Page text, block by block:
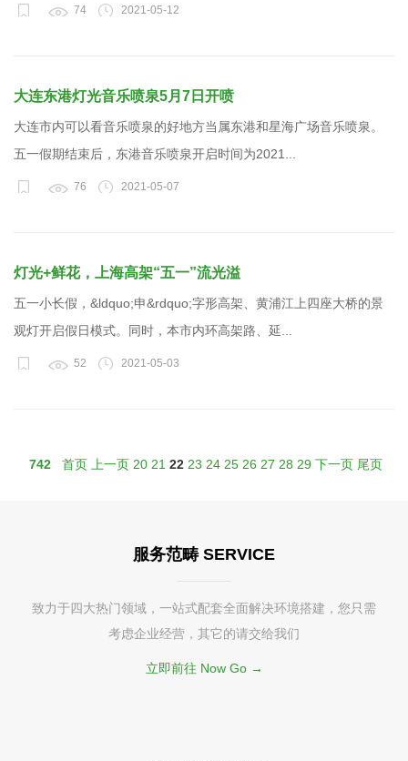
74 2021-05-12
大连东港灯光音乐喷泉5月7日开喷
大连市内可以看音乐喷泉的好地方当属东港和星海广场音乐喷泉。
五一假期结束后，东港音乐喷泉开启时间为2021...
76 2021-05-07
灯光+鲜花，上海高架“五一”流光溢
五一小长假，&ldquo;申&rdquo;字形高架、黄浦江上四座大桥的景
观灯开启假日模式。同时，本市内环高架路、延...
52 2021-05-03
742 首页 上一页 20 21 22 23 24 25 26 27 28 29 下一页 尾页
服务范畴 SERVICE
致力于四大热门领域，一站式配套全面解决环境搭建，您只需
考虑企业经营，其它的请交给我们
立即前往 Now Go →